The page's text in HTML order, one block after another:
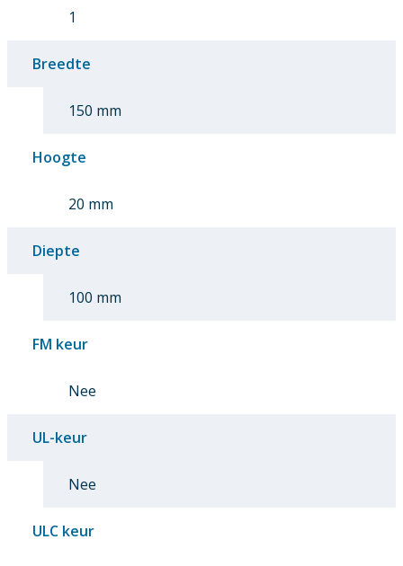
1
Breedte
150 mm
Hoogte
20 mm
Diepte
100 mm
FM keur
Nee
UL-keur
Nee
ULC keur